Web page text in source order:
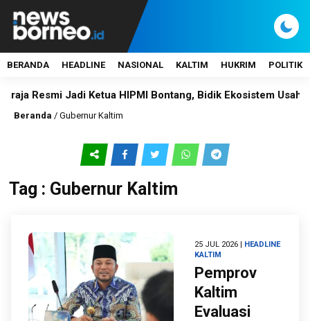
BERANDA HEADLINE NASIONAL KALTIM HUKRIM POLITIK
Jadi Ketua HIPMI Bontang, Bidik Ekosistem Usaha
Beranda / Gubernur Kaltim
Tag : Gubernur Kaltim
25 JUL 2026 | HEADLINE
KALTIM
Pemprov
Kaltim
Evaluasi